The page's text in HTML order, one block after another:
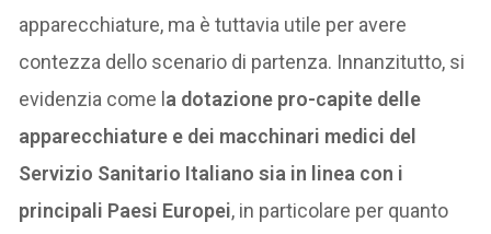
apparecchiature, ma è tuttavia utile per avere
contezza dello scenario di partenza. Innanzitutto, si
evidenzia come la dotazione pro-capite delle
apparecchiature e dei macchinari medici del
Servizio Sanitario Italiano sia in linea con i
principali Paesi Europei, in particolare per quanto